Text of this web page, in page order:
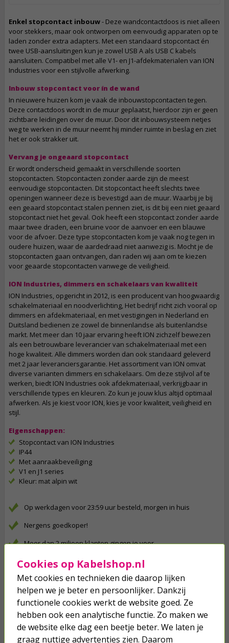
Enkel stopcontact inbouw- Deze wandcontactdoos is niet alleen
voor stekkers, maar ook ontworpen om eenvoudig apparaten op te
laden zonder extra adapters. Met een standaard stopcontact én
twee USB-aansluitingen kun je zowel USB A als USB C kabels
aansluiten. Compatibel met alle V1- en J1-afdekmaterialen van ION
Industries voor een stijlvolle afwerking.
Inbouw stopcontact voor ín de wand
In nieuwere huizen kom je vaak de inbouwstopcontacten tegen.
Deze contactdoos wordt in de muur geplaatst, hierdoor zijn er geen
zichtbare leidingen over de muur. Door dit inbouwsysteem netjes
weg te werken in de muur neemt hij minder ruimte in beslag en ziet
het er ook strakker uit.
Vervang je ongeaard stopcontact
Er wordt onderscheid gemaakt in verschillende soorten
stopcontacten. Stopcontacten zonder aarde zijn de meest
eenvoudige stopcontacten. Dit stopcontact heeft slechts twee
openingen wanneer deze is bevestigd aan de muur. Waarbij je bij
een geaard stopcontact stalen pennen ziet, is dit bij een niet geaard
stopcontact niet het geval. Ook heeft een stopcontact zonder aarde
maar twee draden, een bruine voor de aanvoer en een blauwe
voor de afvoer. Deze type stopcontacten kom je vaak nog tegen in
oudere huizen, waar de aardedraad niet aanwezig is. Mocht je de
stopcontacten gaan ontvangen, dan raden wij aan om te kiezen
voor geaarde stopcontacten vanwege de veiligheid.
ION Industries, dimmers en schakelaars van kwaliteit
ION Industries, opgericht in 2012, is een producent van hoogwaardig
schakelmateriaal en noodverlichting, Het bedrijf richt zich vooral op
dimmers en afdekmateriaal, en met vestigingen in Nederland en
Duitsland bedienen ze zowel de binnenlandse als buitenlandse
markt. Met meer dan 10 jaar ervaring heeft ION zichzelf bewezen
als een betrouwbare leverancier van schakelmateriaal met een
hoge kwaliteit. Alle dimmers worden dan ook standaard geleverd
met 2 jaar leveranciersgarantie. Het assortiment van ION omvat
diverse varianten dimmers en schakelaars. Om deze stijlvol af te
werken, biedt ION Industries ook afdekmateriaal, verkrijgbaar in
verschillende types en kleuren. Zo kun je jouw klus altijd optimaal
afwerken. Als je kiest voor ION, kies je voor kwaliteit, veiligheid en
stijl.
Eigenschappen:
Stopcontact van ION Industries
IP44
Met aanraakbeveiliging
V1 en J1 series
Kleur: mat alpin wit
Op werkdagen voor 23:59 uur besteld, morgen in huis
Nergens goedkoper!
Meer dan 2 miljoen klanten gingen je voor
Betaal binnen 14 dagen na aankoop
Klanten geven Kabelshop een 9.1/10
Al 4 keer verkozen tot beste webwinkel
Anderen kochten ook...
Cookies op Kabelshop.nl
Met cookies en technieken die daarop lijken
helpen we je beter en persoonlijker. Dankzij
functionele cookies werkt de website goed. Ze
hebben ook een analytische functie. Zo maken we
de website elke dag een beetje beter. We laten je
graag nuttige advertenties zien. Daarom